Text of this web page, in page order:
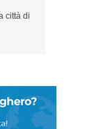
città di